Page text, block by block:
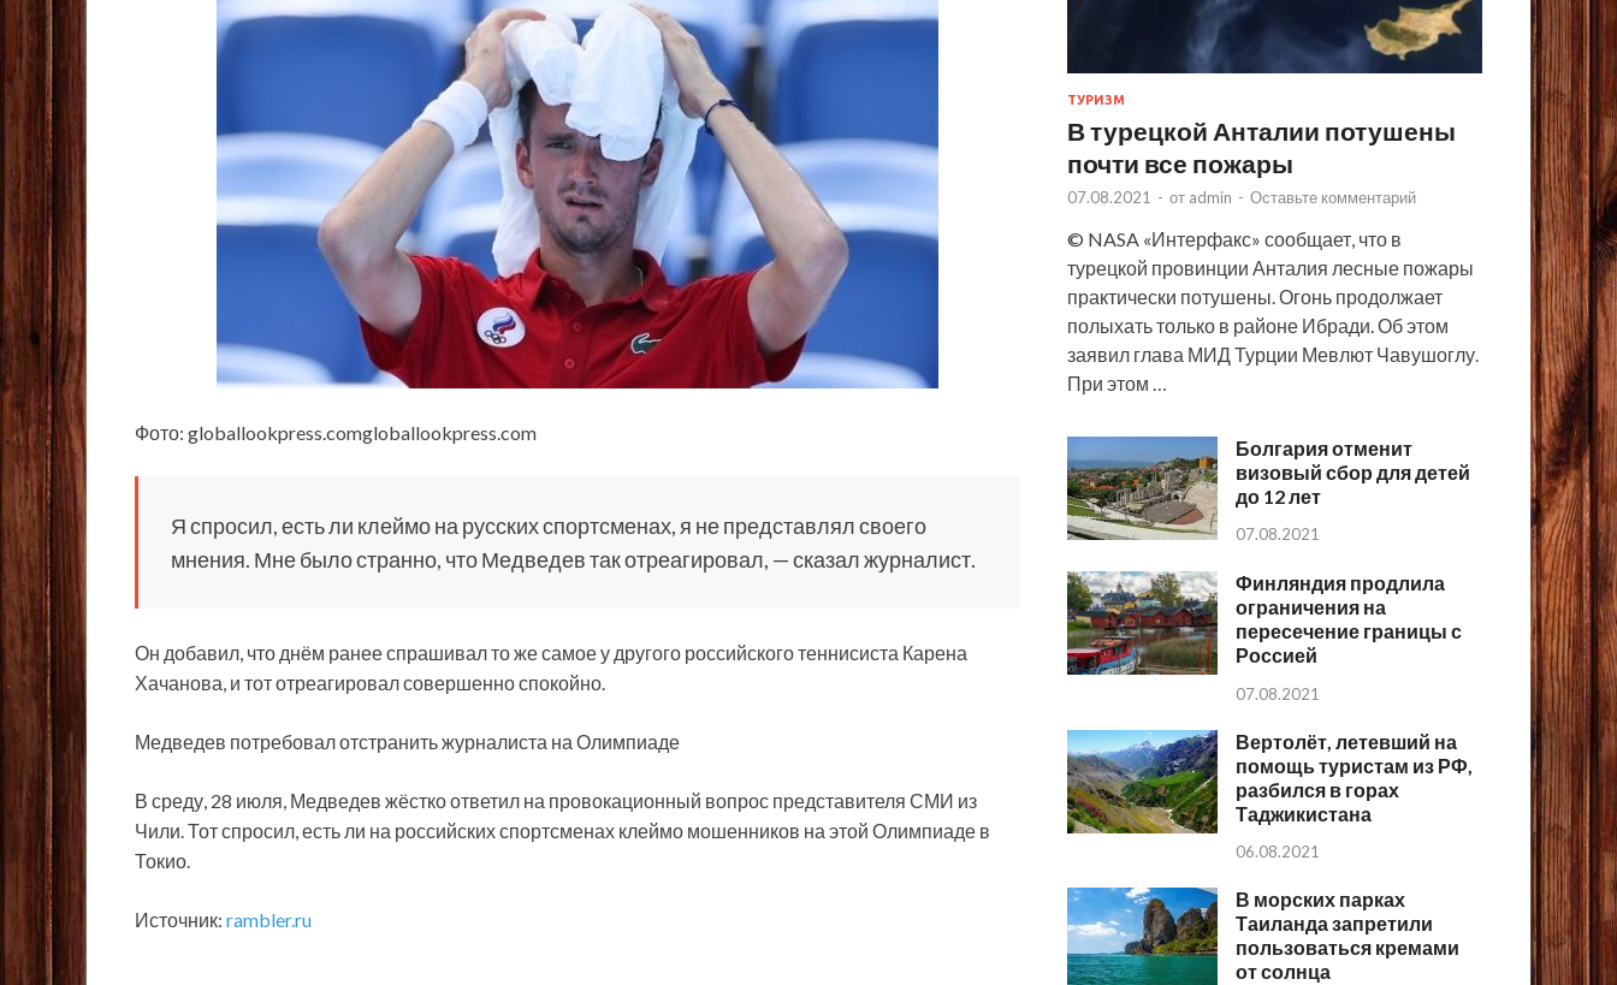
Фото: globallookpress.comgloballookpress.com
Я спросил, есть ли клеймо на русских спортсменах, я не представлял своего
мнения. Мне было странно, что Медведев так отреагировал, — сказал журналист.
Он добавил, что днём ранее спрашивал то же самое у другого российского теннисиста Карена
Хачанова, и тот отреагировал совершенно спокойно.
Медведев потребовал отстранить журналиста на Олимпиаде
В среду, 28 июля, Медведев жёстко ответил на провокационный вопрос представителя СМИ из
Чили. Тот спросил, есть ли на российских спортсменах клеймо мошенников на этой Олимпиаде в
Токио.
Источник: rambler.ru
ТУРИЗМ
В турецкой Анталии потушены
почти все пожары
07.08.2021 - от admin - Оставьте комментарий
© NASA «Интерфакс» сообщает, что в
турецкой провинции Анталия лесные пожары
практически потушены. Огонь продолжает
полыхать только в районе Ибради. Об этом
заявил глава МИД Турции Мевлют Чавушоглу.
При этом …
Болгария отменит
визовый сбор для детей
до 12 лет
07.08.2021
Финляндия продлила
ограничения на
пересечение границы с
Россией
07.08.2021
Вертолёт, летевший на
помощь туристам из РФ,
разбился в горах
Таджикистана
06.08.2021
В морских парках
Таиланда запретили
пользоваться кремами
от солнца